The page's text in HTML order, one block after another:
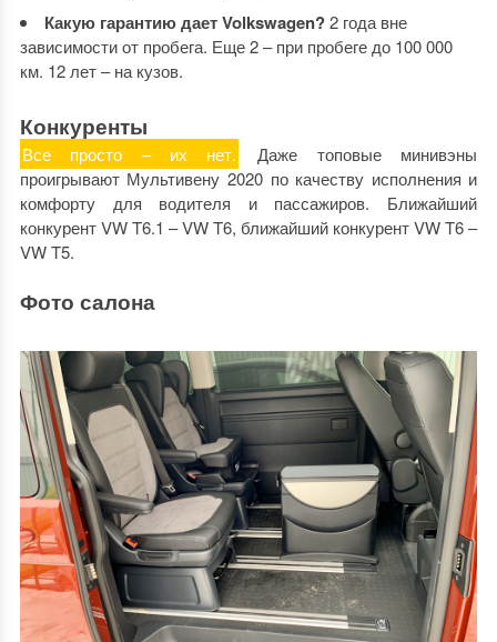
Какую гарантию дает Volkswagen?2 года вне
зависимости от пробега. Еще 2 – при пробеге до 100 000
км. 12 лет – на кузов.
Конкуренты
Все просто – их нет.
Даже топовые минивэны
проигрывают Мультивену 2020 по качеству исполнения и
комфорту для водителя и пассажиров. Ближайший
конкурент VW T6.1 – VW T6, ближайший конкурент VW T6 –
VW T5.
Фото салона